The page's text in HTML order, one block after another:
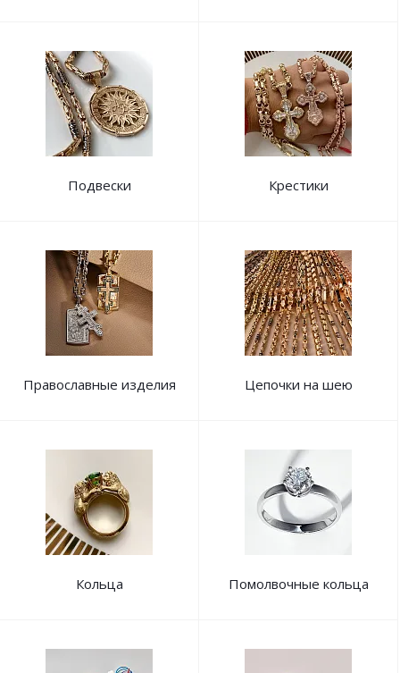
Подвески Крестики
Православные изделия Цепочки на шею
Кольца Помолвочные кольца